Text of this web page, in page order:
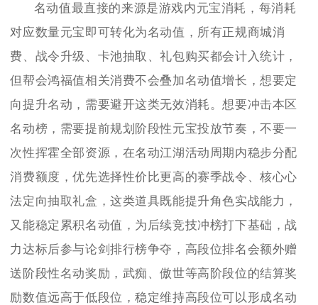
名动值最直接的来源是游戏内元宝消耗，每消耗
对应数量元宝即可转化为名动值，所有正规商城消
费、战令升级、卡池抽取、礼包购买都会计入统计，
但帮会鸿福值相关消费不会叠加名动值增长，想要定
向提升名动，需要避开这类无效消耗。想要冲击本区
名动榜，需要提前规划阶段性元宝投放节奏，不要一
次性挥霍全部资源，在名动江湖活动周期内稳步分配
消费额度，优先选择性价比更高的赛季战令、核心心
法定向抽取礼盒，这类道具既能提升角色实战能力，
又能稳定累积名动值，为后续竞技冲榜打下基础，战
力达标后参与论剑排行榜争夺，高段位排名会额外赠
送阶段性名动奖励，武痴、傲世等高阶段位的结算奖
励数值远高于低段位，稳定维持高段位可以形成名动